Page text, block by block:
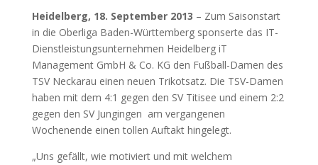
Heidelberg, 18. September 2013 – Zum Saisonstart
in die Oberliga Baden-Württemberg sponserte das IT-
Dienstleistungsunternehmen Heidelberg iT
Management GmbH & Co. KG den Fußball-Damen des
TSV Neckarau einen neuen Trikotsatz. Die TSV-Damen
haben mit dem 4:1 gegen den SV Titisee und einem 2:2
gegen den SV Jungingen am vergangenen
Wochenende einen tollen Auftakt hingelegt.
„Uns gefällt, wie motiviert und mit welchem